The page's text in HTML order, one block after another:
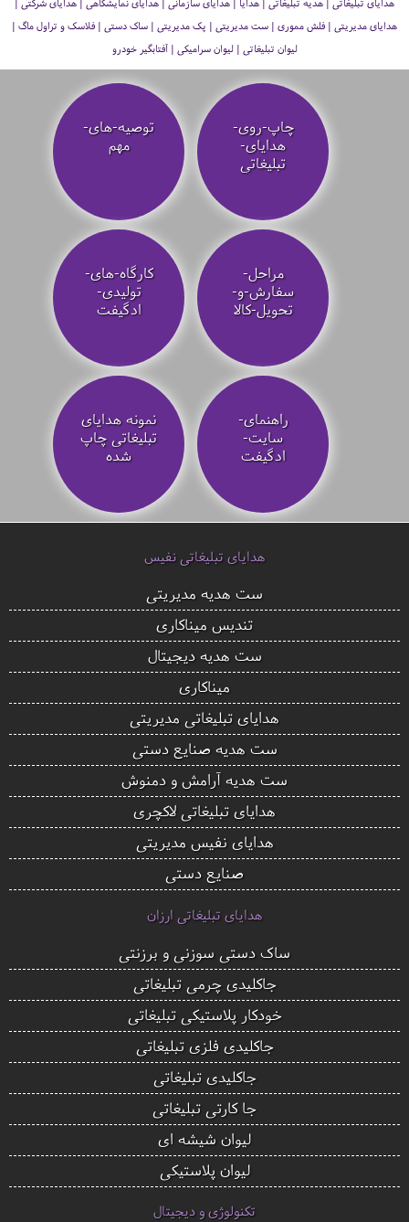
هدایای مدیریتی | فلش مموری | ست مدیریتی | پک مدیریتی | ساک دستی | فلاسک و تراول ماگ |
لیوان تبلیغاتی | لیوان سرامیکی | آفتابگیر خودرو
چاپ-روی-
هدایای-
تبلیغاتی
توصیه‌-های-
مهم
مراحل-
سفارش-و-
تحویل-کالا
کارگاه-های-
تولیدی-
ادگیفت
راهنمای-
سایت-
ادگیفت
نمونه هدایای
تبلیغاتی چاپ
شده
هدایای تبلیغاتی نفیس
ست هدیه مدیریتی
تندیس میناکاری
ست هدیه دیجیتال
میناکاری
هدایای تبلیغاتی مدیریتی
ست هدیه صنایع دستی
ست هدیه آرامش و دمنوش
هدایای تبلیغاتی لاکچری
هدایای نفیس مدیریتی
صنایع دستی
هدایای تبلیغاتی ارزان
ساک دستی سوزنی و برزنتی
جاکلیدی چرمی تبلیغاتی
خودکار پلاستیکی تبلیغاتی
جاکلیدی فلزی تبلیغاتی
جاکلیدی تبلیغاتی
جا کارتی تبلیغاتی
لیوان شیشه ای
لیوان پلاستیکی
تکنولوژی و دیجیتال